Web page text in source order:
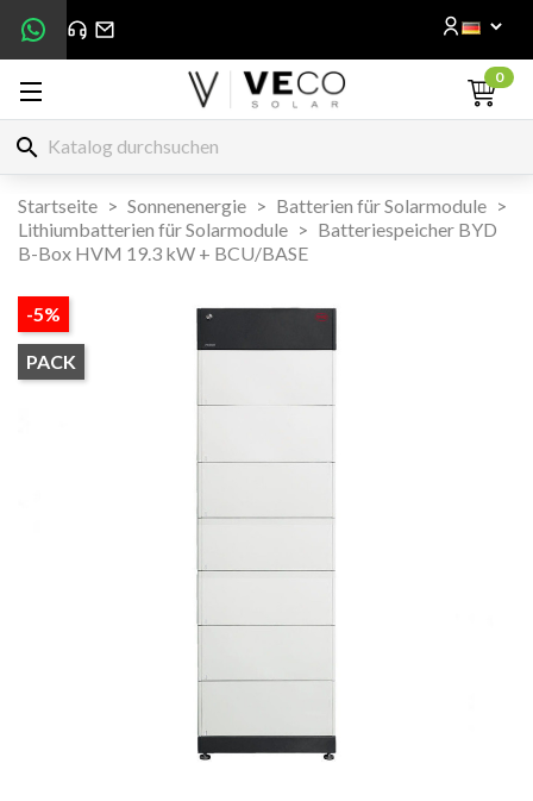
0
search
Startseite Sonnenenergie
Batterien für Solarmodule
Lithiumbatterien für Solarmodule
Batteriespeicher BYD
B-Box HVM 19.3 kW + BCU/BASE
-5%
PACK